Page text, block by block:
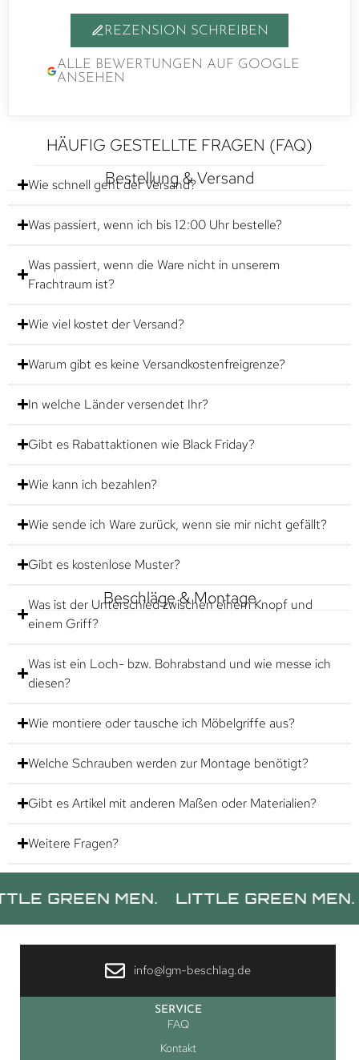
REZENSION SCHREIBEN
ALLE BEWERTUNGEN AUF GOOGLE
ANSEHEN
HÄUFIG GESTELLTE FRAGEN (FAQ)
Bestellung & Versand
Wie schnell geht der Versand?
Was passiert, wenn ich bis 12:00 Uhr bestelle?
Was passiert, wenn die Ware nicht in unserem
Frachtraum ist?
Wie viel kostet der Versand?
Warum gibt es keine Versandkostenfreigrenze?
In welche Länder versendet Ihr?
Gibt es Rabattaktionen wie Black Friday?
Wie kann ich bezahlen?
Wie sende ich Ware zurück, wenn sie mir nicht gefällt?
Gibt es kostenlose Muster?
Beschläge & Montage
Was ist der Unterschied zwischen einem Knopf und
einem Griff?
Was ist ein Loch- bzw. Bohrabstand und wie messe ich
diesen?
Wie montiere oder tausche ich Möbelgriffe aus?
Welche Schrauben werden zur Montage benötigt?
Gibt es Artikel mit anderen Maßen oder Materialien?
Weitere Fragen?
MEN. LITTLE GREEN MEN.
info@lgm-beschlag.de
SERVICE
FAQ
Kontakt